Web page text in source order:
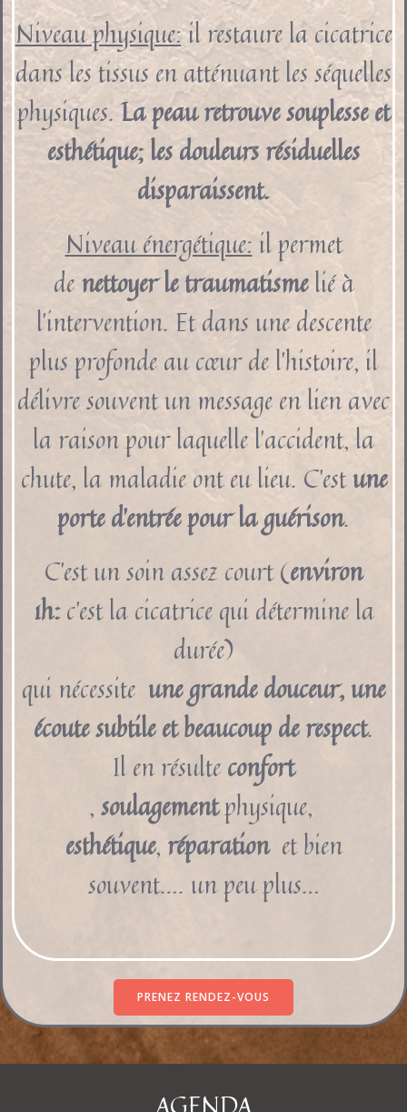
Niveau physique:il restaure la cicatrice
dans les tissus en atténuant les séquelles
physiques.La peau retrouve souplesse et
esthétique; les douleurs résiduelles
disparaissent.
Niveau énergétique: il permet
denettoyer le traumatismelié à
l’intervention. Et dans une descente
plus profonde au cœur de l’histoire, il
délivre souvent un message en lien avec
la raison pour laquelle l’accident, la
chute, la maladie ont eu lieu. C’estune
porte d’entrée pour la guérison.
C’est un soin assez court (environ
1h:c’est la cicatrice qui détermine la
durée)
qui nécessite une grande douceur, une
écoute subtile et beaucoup de respect.
Il en résulteconfort
,soulagementphysique,
esthétique, réparation et bien
souvent…. un peu plus…
PRENEZ RENDEZ-VOUS